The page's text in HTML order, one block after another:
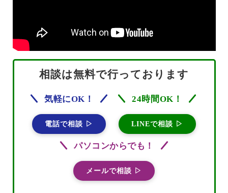
相談は無料で行っております
気軽にOK！
電話で相談 ▷
24時間OK！
LINEで相談 ▷
パソコンからでも！
メールで相談 ▷